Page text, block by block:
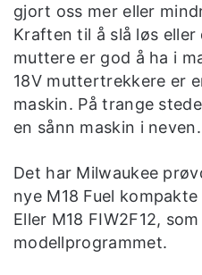
gjort oss mer eller
Kraften til å slå løs
muttere er god å ha i
18V muttertrekkere er
maskin. På trange
en sånn maskin i neven.
Det har Milwaukee
nye M18 Fuel
Eller M18 FIW2F12,
modellprogrammet.